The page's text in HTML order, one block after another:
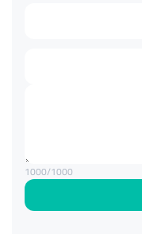
1000/1000